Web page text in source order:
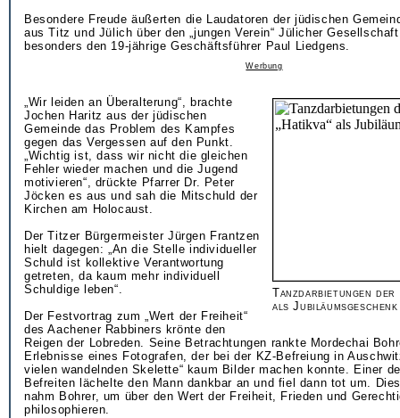
Besondere Freude äußerten die Laudatoren der jüdischen
aus Titz und Jülich über den „jungen Verein“ Jülicher
besonders den 19-jährige Geschäftsführer Paul Liedgens.
Werbung
Tanzdarbietungen der
als Jubiläumsgeschenk
„Wir leiden an Überalterung“, brachte
Jochen Haritz aus der jüdischen
Gemeinde das Problem des Kampfes
gegen das Vergessen auf den Punkt.
„Wichtig ist, dass wir nicht die gleichen
Fehler wieder machen und die Jugend
motivieren“, drückte Pfarrer Dr. Peter
Jöcken es aus und sah die Mitschuld der
Kirchen am Holocaust.
Der Titzer Bürgermeister Jürgen Frantzen
hielt dagegen: „An die Stelle individueller
Schuld ist kollektive Verantwortung
getreten, da kaum mehr individuell
Schuldige leben“.
Der Festvortrag zum „Wert der Freiheit“
des Aachener Rabbiners krönte den
Reigen der Lobreden. Seine Betrachtungen rankte Mordechai
Erlebnisse eines Fotografen, der bei der KZ-Befreiung in
vielen wandelnden Skelette“ kaum Bilder machen konnte. Einer
Befreiten lächelte den Mann dankbar an und fiel dann tot um.
nahm Bohrer, um über den Wert der Freiheit, Frieden und
philosophieren.